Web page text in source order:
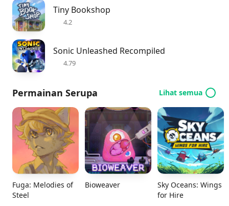
Tiny Bookshop
4.2
Sonic Unleashed Recompiled
4.79
Permainan Serupa Lihat semua
Fuga: Melodies of
Steel
Bioweaver
Sky Oceans: Wings
for Hire